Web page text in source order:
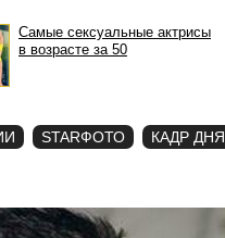
Самые сексуальные актрисы
в возрасте за 50
STARФОТО КАДР ДНЯ